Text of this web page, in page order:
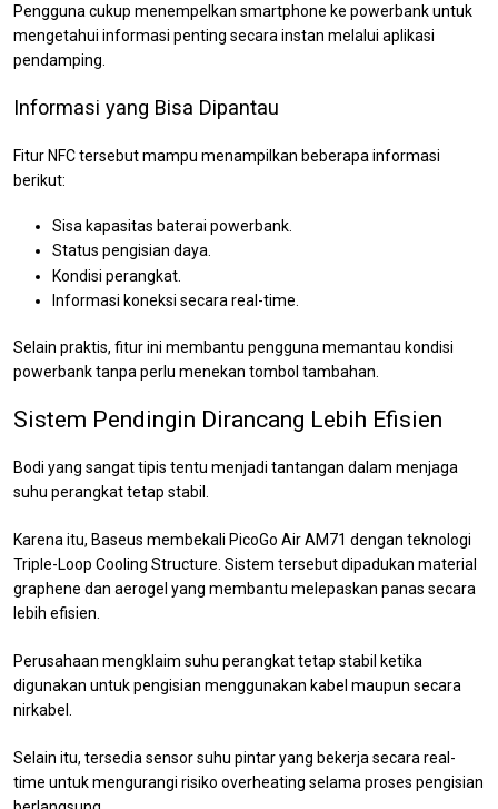
Pengguna cukup menempelkan smartphone ke powerbank untuk
mengetahui informasi penting secara instan melalui aplikasi
pendamping.
Informasi yang Bisa Dipantau
Fitur NFC tersebut mampu menampilkan beberapa informasi
berikut:
Sisa kapasitas baterai powerbank.
Status pengisian daya.
Kondisi perangkat.
Informasi koneksi secara real-time.
Selain praktis, fitur ini membantu pengguna memantau kondisi
powerbank tanpa perlu menekan tombol tambahan.
Sistem Pendingin Dirancang Lebih Efisien
Bodi yang sangat tipis tentu menjadi tantangan dalam menjaga
suhu perangkat tetap stabil.
Karena itu, Baseus membekali PicoGo Air AM71 dengan teknologi
Triple-Loop Cooling Structure. Sistem tersebut dipadukan material
graphene dan aerogel yang membantu melepaskan panas secara
lebih efisien.
Perusahaan mengklaim suhu perangkat tetap stabil ketika
digunakan untuk pengisian menggunakan kabel maupun secara
nirkabel.
Selain itu, tersedia sensor suhu pintar yang bekerja secara real-
time untuk mengurangi risiko overheating selama proses pengisian